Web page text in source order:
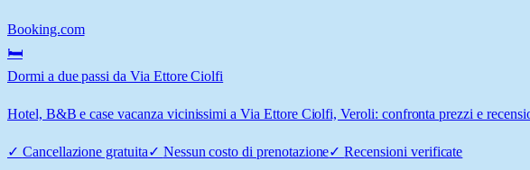
Booking.com
🛏️
Dormi a due passi da Via Ettore Ciolfi
Hotel, B&B e case vacanza vicinissimi a Via Ettore Ciolfi, Veroli: confronta prezzi e
✓ Cancellazione gratuita✓ Nessun costo di prenotazione✓Recensioni verificate